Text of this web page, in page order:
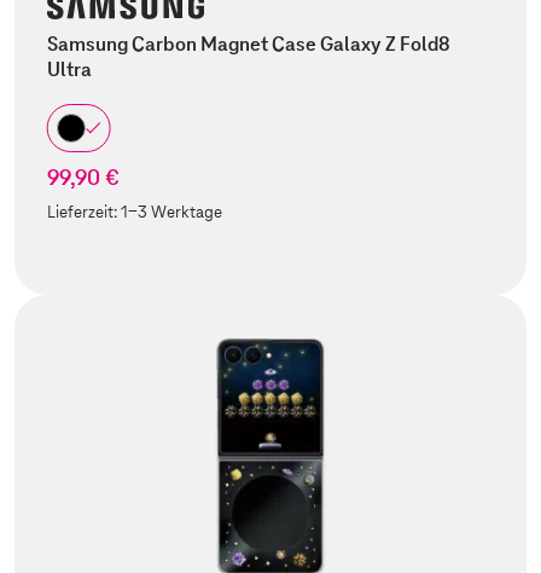
Samsung Carbon Magnet Case Galaxy Z Fold8
Ultra
99,90 €
Lieferzeit:1-3 Werktage